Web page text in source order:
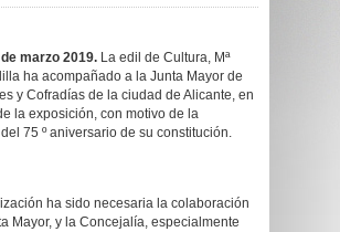
marzo 2019. La edil de Cultura, Mª
ha acompañado a la Junta Mayor de
y Cofradías de la ciudad de Alicante, en
la exposición, con motivo de la
75 º aniversario de su constitución.
ha sido necesaria la colaboración
Mayor, y la Concejalía, especialmente